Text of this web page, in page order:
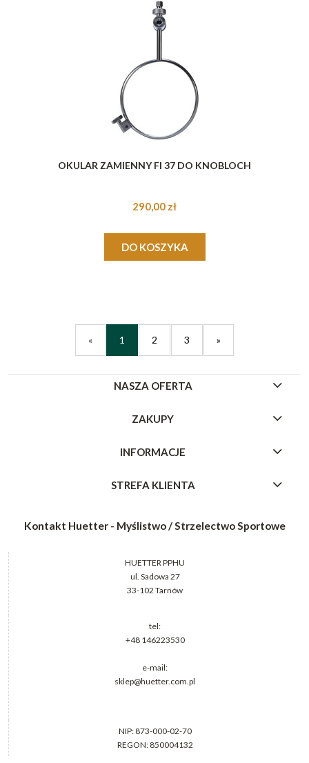
OKULAR ZAMIENNY FI 37 DO KNOBLOCH
290,00 zł
DO KOSZYKA
« 1 2 3 »
NASZA OFERTA
ZAKUPY
INFORMACJE
STREFA KLIENTA
Kontakt Huetter - Myślistwo / Strzelectwo Sportowe
HUETTER PPHU
ul. Sadowa 27
33-102 Tarnów
tel:
+48 146223530
e-mail:
sklep@huetter.com.pl
NIP: 873-000-02-70
REGON: 850004132